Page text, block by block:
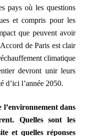
pays où les questions
et compris pour les
que peuvent avoir
de Paris est clair
climatique
devront unir leurs
d’ici l’année 2050.
l’environnement dans
Quelles sont les
et quelles réponses